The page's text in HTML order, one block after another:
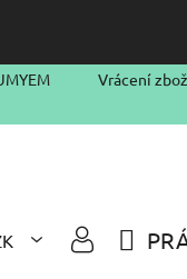
Vrácení